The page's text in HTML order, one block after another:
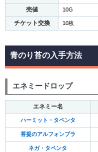
売値 10G
チケット交換 10枚
青のり苔の入手方法
エネミードロップ
エネミー名
ハーミット・タペンタ
菩提のアルフォンブラ
ネガ・タペンタ